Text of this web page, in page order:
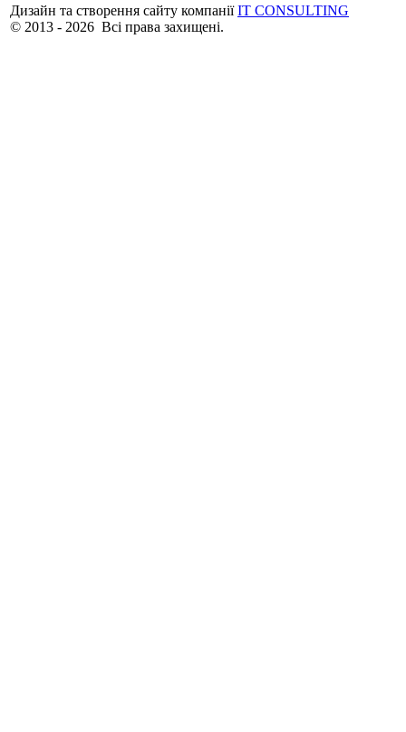
Дизайн та створення сайту компаніїIT CONSULTING
© 2013 - 2026 Всі права захищені.